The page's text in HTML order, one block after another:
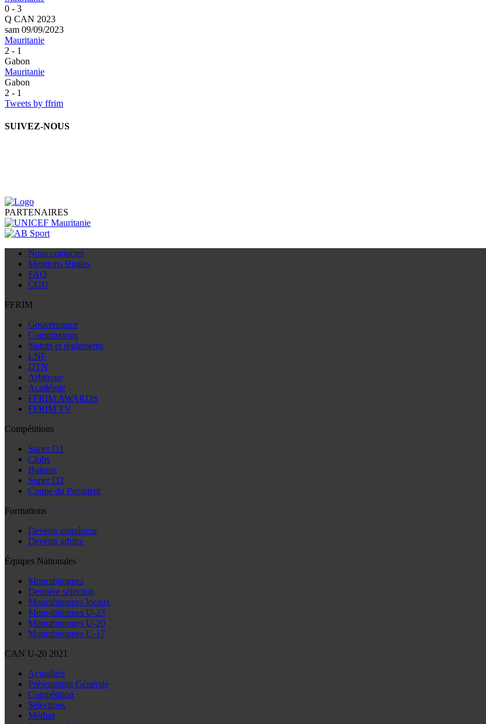
0 - 3
Q CAN 2023
sam 09/09/2023
Mauritanie
2 - 1
Gabon
Mauritanie
Gabon
2 - 1
Tweets by ffrim
SUIVEZ-NOUS
PARTENAIRES
Nous contacter
Mentions légales
FAQ
CGU
FFRIM
Gouvernance
Commissions
Statuts et règlements
LNF
DTN
Arbitrage
Académie
FFRIM AWARDS
FFRIM TV
Compétitions
Super D1
Clubs
Buteurs
Super D2
Coupe du Président
Formations
Devenir entraîneur
Devenir arbitre
Équipes Nationales
Mourabitounes
Dernière sélection
Mourabitounes locaux
Mourabitounes U-23
Mourabitounes U-20
Mourabitounes U-17
CAN U-20 2021
Actualités
Présentation Générale
Compétition
Sélections
Médias